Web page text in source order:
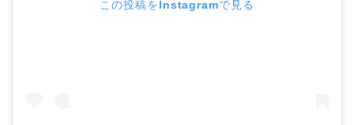
この投稿をInstagramで見る